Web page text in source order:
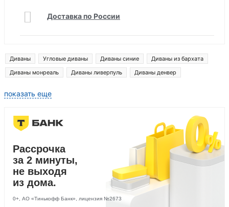
Доставка по России
Диваны Угловые диваны Диваны синие
Диваны из бархата
Диваны монреаль
Диваны ливерпуль
Диваны денвер
показать еще
Рассрочка
за 2 минуты,
не выходя
из дома.
0+, АО «Тинькофф Банк», лицензия №2673